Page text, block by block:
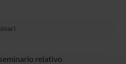
relativo